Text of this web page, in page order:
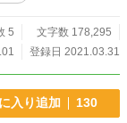
5
文字数 178,295
登録日 2021.03.31
入り追加 130